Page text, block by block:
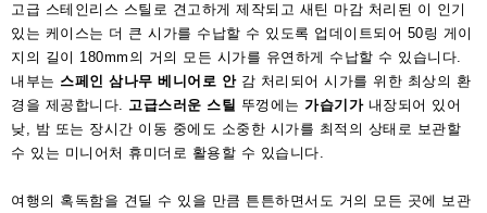
고급 스테인리스 스틸로 견고하게 제작되고 새틴 마감 처리된 이 인기
있는 케이스는 더 큰 시가를 수납할 수 있도록 업데이트되어 50링 게이
지의 길이 180mm의 거의 모든 시가를 유연하게 수납할 수 있습니다.
내부는 스페인 삼나무 베니어로 안감 처리되어 시가를 위한 최상의 환
경을 제공합니다. 고급스러운 스틸 뚜껑에는 가습기가내장되어 있어
낮, 밤 또는 장시간 이동 중에도 소중한 시가를 최적의 상태로 보관할
수 있는 미니어처 휴미더로 활용할 수 있습니다.
여행의 혹독함을 견딜 수 있을 만큼 튼튼하면서도 거의 모든 곳에 보관